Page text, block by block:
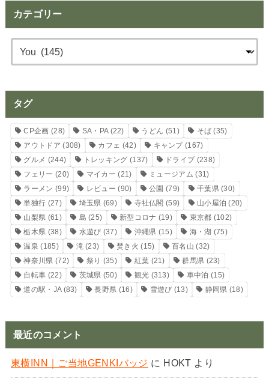
カテゴリー
タグ
CP企画 (28) SA・PA(22) うどん (51) そば (35)
アウトドア (308) カフェ (42) キャンプ(167)
グルメ (244) トレッキング (137) ドライブ (238)
フェリー (20) マイカー (21) ミュージアム (31)
ラーメン (99) レビュー (90) 公園 (79) 千葉県(30)
単独行 (27) 埼玉県 (69) 寺社仏閣 (59) 山小屋泊 (20)
山梨県 (61) 島 (25) 新型コロナ (19) 東京都 (102)
栃木県 (38) 水遊び (37) 沖縄県 (15) 海・湖 (75)
温泉 (185) 滝(23) 焚き火 (15) 百名山 (32)
神奈川県 (72) 祭り (35) 紅葉 (21) 群馬県 (23)
自転車 (22) 茨城県 (50) 観光 (313) 車中泊 (15)
道の駅・JA(83) 長野県 (16) 雪遊び (13) 静岡県 (18)
最近のコメント
東横INN｜ご当地GENKIバッジ に HOKT より